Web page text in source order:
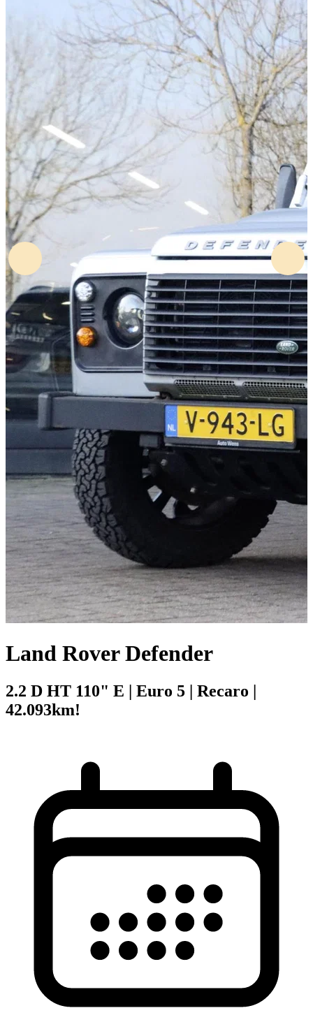
Land Rover Defender
2.2 D HT 110" E | Euro 5 | Recaro |
42.093km!